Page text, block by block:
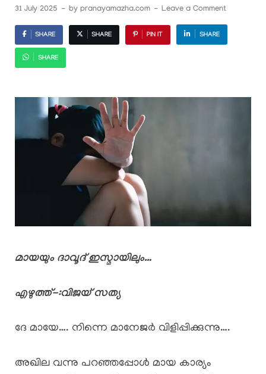
31 July 2025 - by pranayamazha.com - Leave a Comment
SHARE SHARE PIN IT SHARE
SHARE
മായയും ദാവൂദ് ഇസ്മായിലും…
എഴുത്ത്-:വിജയ് സത്യ
ദേ മായേ…. നിന്നെ മാനേജർ വിളിപ്പിക്കുന്നു….
അഖില വന്നു പറഞ്ഞപ്പോൾ മായ കാര്യം